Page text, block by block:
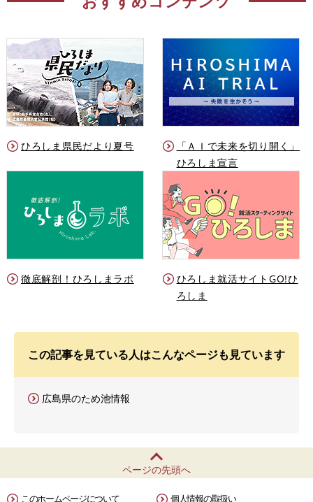
ひろしま県民だより夏号
「ＡＩで未来を切り開く」
ひろしま宣言
徹底解剖！ひろしまラボ
ひろしま就活サイトGO!ひ
ろしま
この記事を見ている人はこんなページも見ています
広島県のため池情報
ページの先頭へ
このホームページについて 個人情報の取扱い